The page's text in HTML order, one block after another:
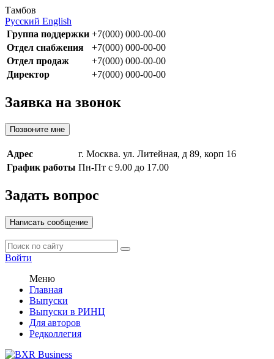
Тамбов
Русский English
Группа поддержки +7(000) 000-00-00
Отдел снабжения
+7(000) 000-00-00
Отдел продаж
+7(000) 000-00-00
Директор
+7(000) 000-00-00
Заявка на звонок
Позвоните мне
Адрес
г. Москва. ул. Литейная, д 89, корп 16
График работы Пн-Пт с 9.00 до 17.00
Задать вопрос
Написать сообщение
Войти
Меню
Главная
Выпуски
Выпуски в РИНЦ
Для авторов
Редколлегия